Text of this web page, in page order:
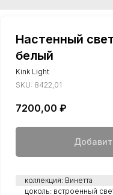
Настенный
белый
Kink Light
SKU: 8422,01
7200,00 ₽
коллекция: Винетта
цоколь: встроенный